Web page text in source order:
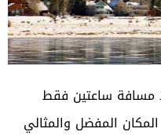
مسافة ساعتين فقط
المفضل والمثالي